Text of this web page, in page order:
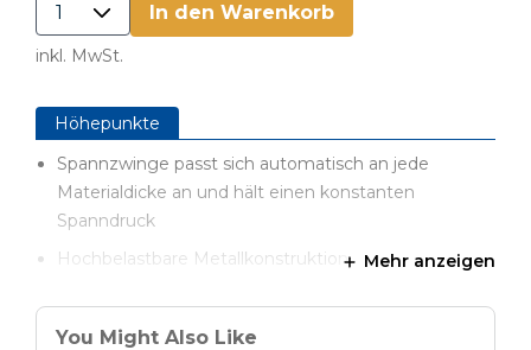
In den Warenkorb
inkl. MwSt.
Höhepunkte
Spannzwinge passt sich automatisch an jede
Materialdicke an und hält einen konstanten
Spanndruck
Hochbelastbare Metallkonstruktion
Auch für Werkbänke mit Lochdurchmesser 20 mm
Mehr anzeigen
You Might Also Like